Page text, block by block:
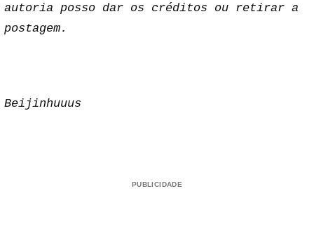
autoria posso dar os créditos ou retirar a
postagem.
Beijinhuuus
PUBLICIDADE